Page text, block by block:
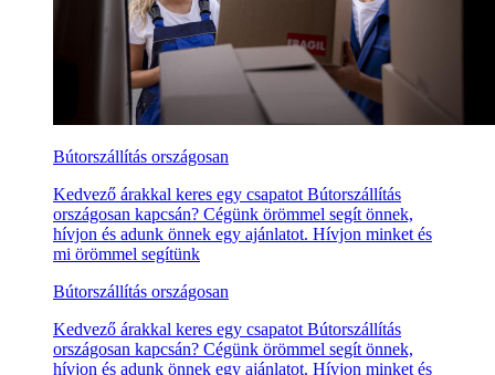
Bútorszállítás országosan
Kedvező árakkal keres egy csapatot Bútorszállítás
országosan kapcsán? Cégünk örömmel segít önnek,
hívjon és adunk önnek egy ajánlatot. Hívjon minket és
mi örömmel segítünk
Bútorszállítás országosan
Kedvező árakkal keres egy csapatot Bútorszállítás
országosan kapcsán? Cégünk örömmel segít önnek,
hívjon és adunk önnek egy ajánlatot. Hívjon minket és